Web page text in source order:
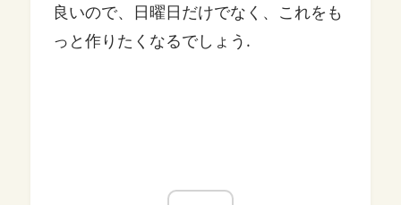
良いので、日曜日だけでなく、これをも
っと作りたくなるでしょう.